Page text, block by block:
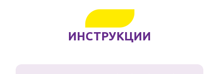
ИНСТРУКЦИИ